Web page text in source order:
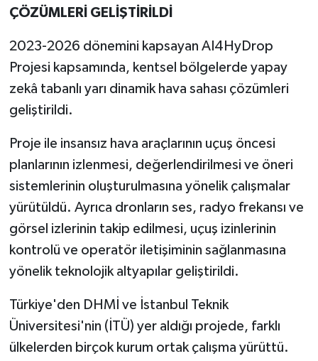
ÇÖZÜMLERİ GELİŞTİRİLDİ
2023-2026 dönemini kapsayan AI4HyDrop
Projesi kapsamında, kentsel bölgelerde yapay
zekâ tabanlı yarı dinamik hava sahası çözümleri
geliştirildi.
Proje ile insansız hava araçlarının uçuş öncesi
planlarının izlenmesi, değerlendirilmesi ve öneri
sistemlerinin oluşturulmasına yönelik çalışmalar
yürütüldü. Ayrıca dronların ses, radyo frekansı ve
görsel izlerinin takip edilmesi, uçuş izinlerinin
kontrolü ve operatör iletişiminin sağlanmasına
yönelik teknolojik altyapılar geliştirildi.
Türkiye'den DHMİ ve İstanbul Teknik
Üniversitesi'nin (İTÜ) yer aldığı projede, farklı
ülkelerden birçok kurum ortak çalışma yürüttü.